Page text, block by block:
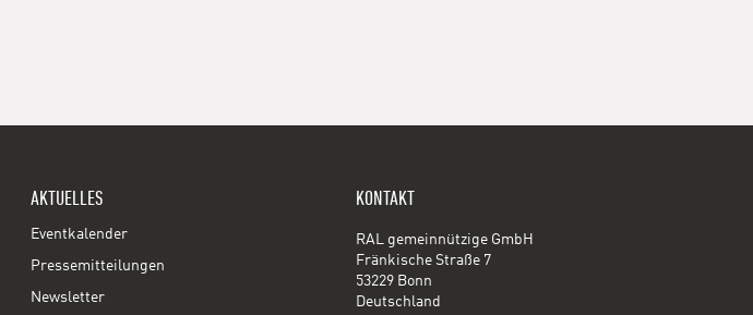
AKTUELLES
Eventkalender
Pressemitteilungen
Newsletter
KONTAKT
RAL gemeinnützige GmbH
Fränkische Straße 7
53229 Bonn
Deutschland